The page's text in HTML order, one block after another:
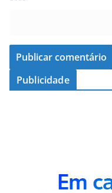
Publicidade